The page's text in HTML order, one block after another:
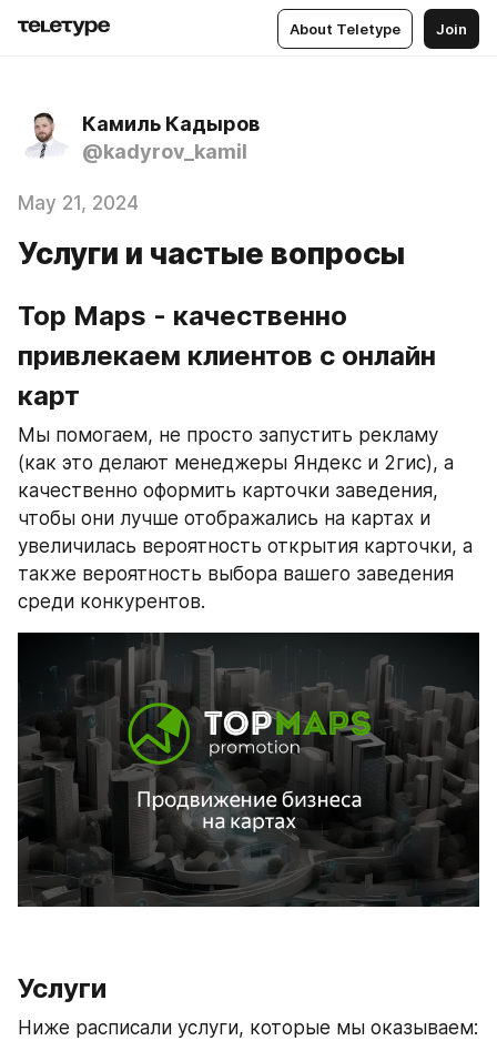
About Teletype Join
Камиль Кадыров
@kadyrov_kamil
May 21, 2024
Услуги и частые вопросы
Top Maps - качественно
привлекаем клиентов с онлайн
карт
Мы помогаем, не просто запустить рекламу
(как это делают менеджеры Яндекс и 2гис), а
качественно оформить карточки заведения,
чтобы они лучше отображались на картах и
увеличилась вероятность открытия карточки, а
также вероятность выбора вашего заведения
среди конкурентов.
Услуги
Ниже расписали услуги, которые мы оказываем: